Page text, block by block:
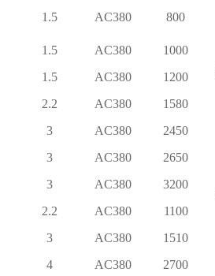
1.5 AC380 800
1.5
AC380 1000
1.5 AC380
1200
2.2
AC380 1580
3 AC380
2450
3
AC380
2650
3
AC380
3200
2.2
AC380
1100
3
AC380
1510
4
AC380 2700